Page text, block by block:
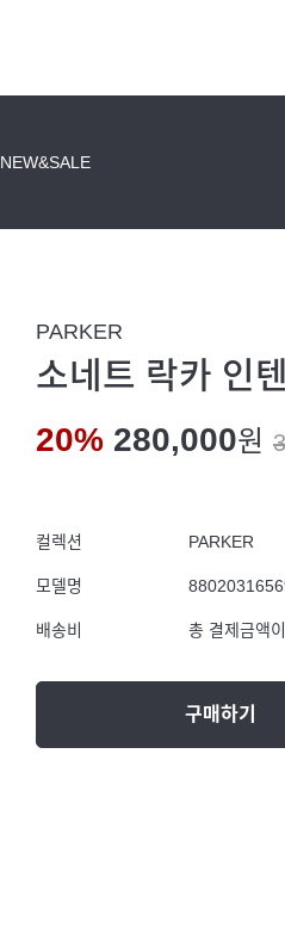
NEW&SALE
PARKER
소네트 락카 인
20% 280,000원
컬렉션 PARKER
모델명
배송비 총 결제금액
구매하기